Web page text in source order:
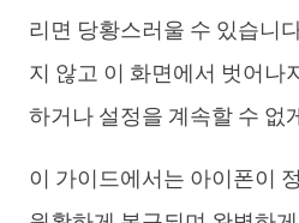
리면 당황스러울 수 있습니
지 않고 이 화면에서 벗어나
하거나 설정을 계속할 수 없
이 가이드에서는 아이폰이